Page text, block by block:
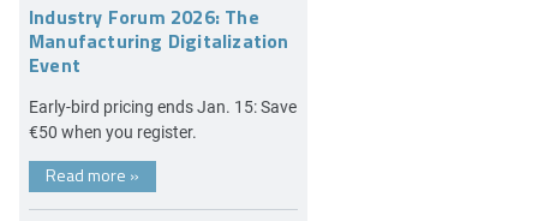
Industry Forum 2026: The
Manufacturing Digitalization
Event
Early-bird pricing ends Jan. 15: Save
€50 when you register.
Read more »